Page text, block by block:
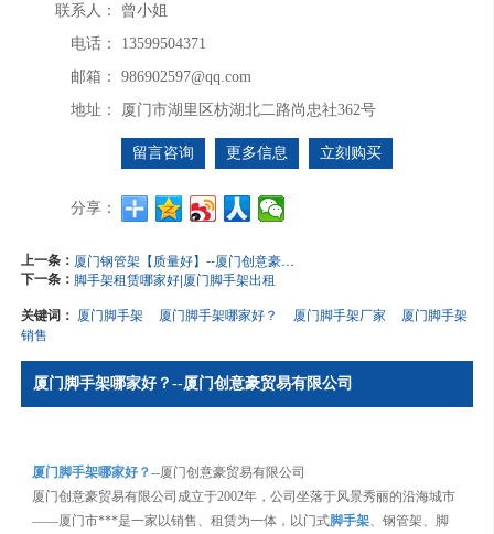
联系人：
曾小姐
电话：
13599504371
邮箱：
986902597@qq.com
地址：
厦门市湖里区枋湖北二路尚忠社362号
留言咨询 更多信息 立刻购买
分享：
上一条： 厦门钢管架【质量好】--厦门创意豪贸易有限公司
下一条： 脚手架租赁哪家好|厦门脚手架出租
关键词： 厦门脚手架 厦门脚手架哪家好？ 厦门脚手架厂家
厦门脚手架
销售
厦门脚手架哪家好？--厦门创意豪贸易有限公司
厦门脚手架哪家好？--厦门创意豪贸易有限公司
厦门创意豪贸易有限公司成立于2002年，公司坐落于风景秀丽的沿海城市
——厦门市***是一家以销售、租赁为一体，以门式脚手架、钢管架、脚